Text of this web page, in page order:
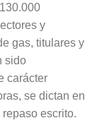
y
gas, titulares y
sido
carácter
se dictan en
escrito.